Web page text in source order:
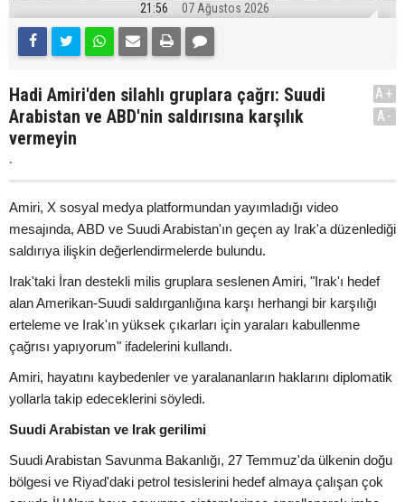
21:56 07 Ağustos 2026
Hadi Amiri'den silahlı gruplara çağrı: Suudi
Arabistan ve ABD'nin saldırısına karşılık
vermeyin
.
A+
A-
Amiri, X sosyal medya platformundan yayımladığı video
mesajında, ABD ve Suudi Arabistan'ın geçen ay Irak'a düzenlediği
saldırıya ilişkin değerlendirmelerde bulundu.
Irak'taki İran destekli milis gruplara seslenen Amiri, "Irak'ı hedef
alan Amerikan-Suudi saldırganlığına karşı herhangi bir karşılığı
erteleme ve Irak'ın yüksek çıkarları için yaraları kabullenme
çağrısı yapıyorum" ifadelerini kullandı.
Amiri, hayatını kaybedenler ve yaralananların haklarını diplomatik
yollarla takip edeceklerini söyledi.
Suudi Arabistan ve Irak gerilimi
Suudi Arabistan Savunma Bakanlığı, 27 Temmuz'da ülkenin doğu
bölgesi ve Riyad'daki petrol tesislerini hedef almaya çalışan çok